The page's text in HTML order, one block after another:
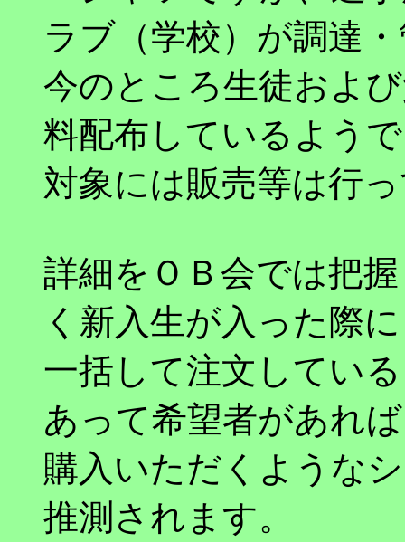
ラブ（学校）が調達
今のところ生徒およ
料配布しているよう
対象には販売等は行
詳細をＯＢ会では把
く新入生が入った際に
一括して注文してい
あって希望者があれ
購入いただくような
推測されます。